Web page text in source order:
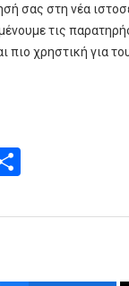
σας στη νέα
τις
πιο χρηστική για